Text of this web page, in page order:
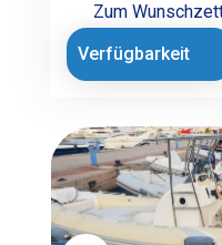
Zum
Verfügbarkeit